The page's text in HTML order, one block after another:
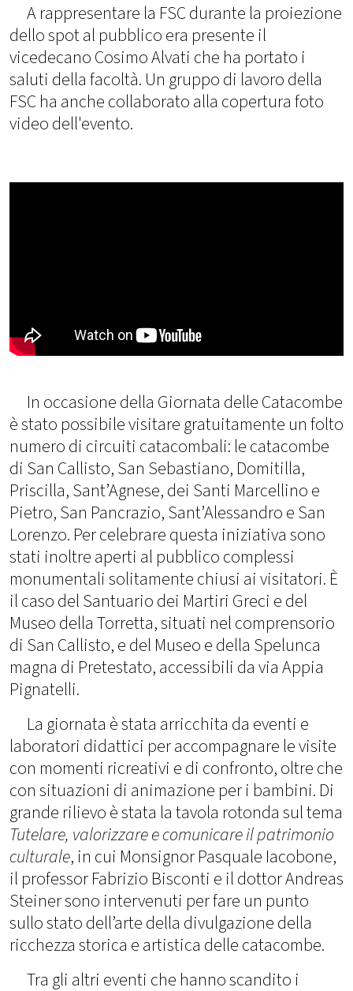
A rappresentare la FSC durante la proiezione
dello spot al pubblico era presente il
vicedecano Cosimo Alvati che ha portato i
saluti della facoltà. Un gruppo di lavoro della
FSC ha anche collaborato alla copertura foto
video dell'evento.
In occasione della Giornata delle Catacombe
è stato possibile visitare gratuitamente un folto
numero di circuiti catacombali: le catacombe
di San Callisto, San Sebastiano, Domitilla,
Priscilla, Sant’Agnese, dei Santi Marcellino e
Pietro, San Pancrazio, Sant’Alessandro e San
Lorenzo. Per celebrare questa iniziativa sono
stati inoltre aperti al pubblico complessi
monumentali solitamente chiusi ai visitatori. È
il caso del Santuario dei Martiri Greci e del
Museo della Torretta, situati nel comprensorio
di San Callisto, e del Museo e della Spelunca
magna di Pretestato, accessibili da via Appia
Pignatelli.
La giornata è stata arricchita da eventi e
laboratori didattici per accompagnare le visite
con momenti ricreativi e di confronto, oltre che
con situazioni di animazione per i bambini. Di
grande rilievo è stata la tavola rotonda sul tema
Tutelare, valorizzare e comunicare il patrimonio
culturale, in cui Monsignor Pasquale Iacobone,
il professor Fabrizio Bisconti e il dottor Andreas
Steiner sono intervenuti per fare un punto
sullo stato dell’arte della divulgazione della
ricchezza storica e artistica delle catacombe.
Tra gli altri eventi che hanno scandito i